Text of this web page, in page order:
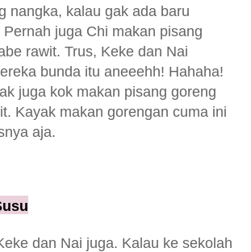
nangka, kalau gak ada baru
juga Chi makan pisang
rawit. Trus, Keke dan Nai
bunda itu aneeehh! Hahaha!
juga kok makan pisang goreng
Kayak makan gorengan cuma ini
aja.
dan Nai juga. Kalau ke sekolah